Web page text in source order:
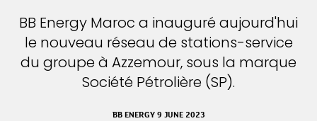
BB Energy Maroc a inauguré aujourd'hui
le nouveau réseau de stations-service
du groupe à Azzemour, sous la marque
Société Pétrolière (SP).
BB ENERGY 9 JUNE 2023